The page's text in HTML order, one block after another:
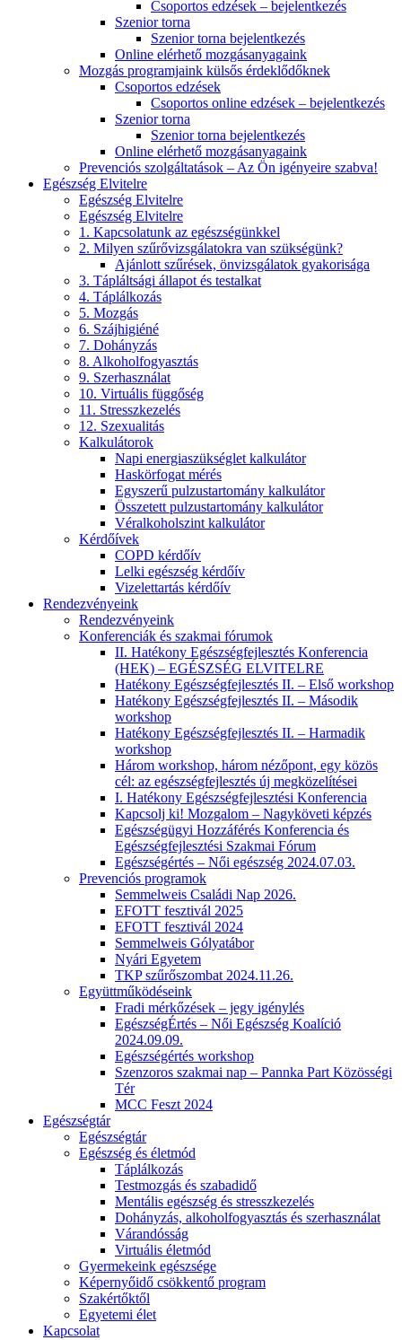
Csoportos edzések – bejelentkezés
Szenior torna
Szenior torna bejelentkezés
Online elérhető mozgásanyagaink
Mozgás programjaink külsős érdeklődőknek
Csoportos edzések
Csoportos online edzések – bejelentkezés
Szenior torna
Szenior torna bejelentkezés
Online elérhető mozgásanyagaink
Prevenciós szolgáltatások – Az Ön igényeire szabva!
Egészség Elvitelre
Egészség Elvitelre
Egészség Elvitelre
1. Kapcsolatunk az egészségünkkel
2. Milyen szűrővizsgálatokra van szükségünk?
Ajánlott szűrések, önvizsgálatok gyakorisága
3. Tápláltsági állapot és testalkat
4. Táplálkozás
5. Mozgás
6. Szájhigiéné
7. Dohányzás
8. Alkoholfogyasztás
9. Szerhasználat
10. Virtuális függőség
11. Stresszkezelés
12. Szexualitás
Kalkulátorok
Napi energiaszükséglet kalkulátor
Haskörfogat mérés
Egyszerű pulzustartomány kalkulátor
Összetett pulzustartomány kalkulátor
Véralkoholszint kalkulátor
Kérdőívek
COPD kérdőív
Lelki egészség kérdőív
Vizelettartás kérdőív
Rendezvényeink
Rendezvényeink
Konferenciák és szakmai fórumok
II. Hatékony Egészségfejlesztés Konferencia
(HEK) – EGÉSZSÉG ELVITELRE
Hatékony Egészségfejlesztés II. – Első workshop
Hatékony Egészségfejlesztés II. – Második
workshop
Hatékony Egészségfejlesztés II. – Harmadik
workshop
Három workshop, három nézőpont, egy közös
cél: az egészségfejlesztés új megközelítései
I. Hatékony Egészségfejlesztési Konferencia
Kapcsolj ki! Mozgalom – Nagyköveti képzés
Egészségügyi Hozzáférés Konferencia és
Egészségfejlesztési Szakmai Fórum
Egészségértés – Női egészség 2024.07.03.
Prevenciós programok
Semmelweis Családi Nap 2026.
EFOTT fesztivál 2025
EFOTT fesztivál 2024
Semmelweis Gólyatábor
Nyári Egyetem
TKP szűrőszombat 2024.11.26.
Együttműködéseink
Fradi mérkőzések – jegy igénylés
EgészségÉrtés – Női Egészség Koalíció
2024.09.09.
Egészségértés workshop
Szenzoros szakmai nap – Pannka Part Közösségi
Tér
MCC Feszt 2024
Egészségtár
Egészségtár
Egészség és életmód
Táplálkozás
Testmozgás és szabadidő
Mentális egészség és stresszkezelés
Dohányzás, alkoholfogyasztás és szerhasználat
Várandósság
Virtuális életmód
Gyermekeink egészsége
Képernyőidő csökkentő program
Szakértőktől
Egyetemi élet
Kapcsolat